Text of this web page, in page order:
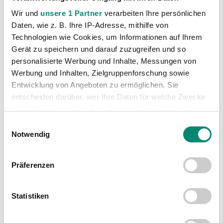
Wir und unsere 1 Partner verarbeiten Ihre persönlichen
Daten, wie z. B. Ihre IP-Adresse, mithilfe von
Technologien wie Cookies, um Informationen auf Ihrem
Gerät zu speichern und darauf zuzugreifen und so
personalisierte Werbung und Inhalte, Messungen von
Werbung und Inhalten, Zielgruppenforschung sowie
Entwicklung von Angeboten zu ermöglichen. Sie
entscheiden darüber, wer Ihre Daten für welche Zwecke
Trigger Symbol ändern oder widerrufen
Erfahren Sie mehr darüber, wie Ihre persönlichen Daten
verarbeitet werden, und legen Sie Ihre Präferenzen im
Wir verwenden Cookies, um Inhalte und Anzeigen zu
Notwendig
Präferenzen
Statistiken
Akademie
Allgemeine News
(606)
Damen
Junge Wikinger Ried
Nachwuchs
Profis
(1316)
Ticketing
(91)
Unkategorisiert
(2867)